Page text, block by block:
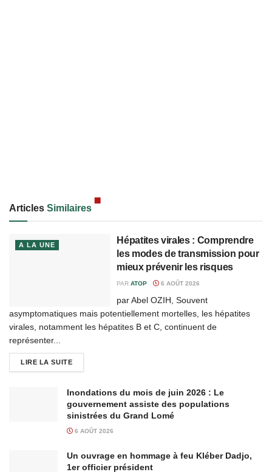
Articles Similaires
A LA UNE
Hépatites virales : Comprendre
les modes de transmission pour
mieux prévenir les risques
PAR ATOP 6 AOÛT 2026
par Abel OZIH, Souvent
asymptomatiques mais potentiellement mortelles, les hépatites
virales, notamment les hépatites B et C, continuent de
représenter...
LIRE LA SUITE
Inondations du mois de juin 2026 : Le
gouvernement assiste des populations
sinistrées du Grand Lomé
6 AOÛT 2026
Un ouvrage en hommage à feu Kléber Dadjo,
1er officier président